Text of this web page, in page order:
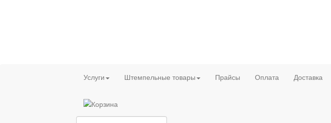
Услуги Штемпельные товары Прайсы Оплата Доставка